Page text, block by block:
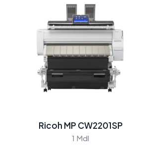
Ricoh MP CW2201SP
1 Mdl